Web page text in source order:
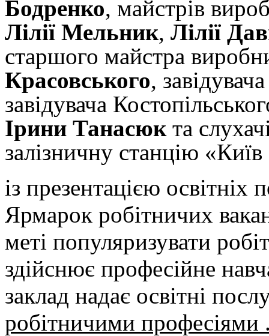
Бодренко, майстрів
Лілії Мельник, Лілії
старшого майстра
Красовського,
завідувача
Ірини Танасюкта
залізничну станцію
із презентацією освітніх
Ярмарок робітничих
меті популяризувати
здійснює професійне
заклад надає освітні
робітничими професіями